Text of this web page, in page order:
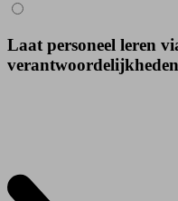
Laat personeel leren
verantwoordelijkheden